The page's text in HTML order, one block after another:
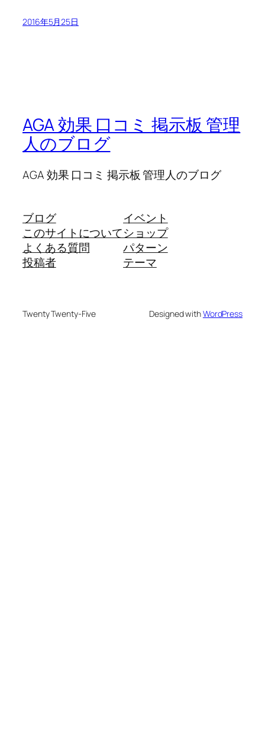
2016年5月25日
AGA 効果 口コミ 掲示板 管理
人のブログ
AGA 効果 口コミ 掲示板 管理人のブログ
ブログ
このサイトについて
よくある質問
投稿者
イベント
ショップ
パターン
テーマ
Twenty Twenty-Five Designed withWordPress